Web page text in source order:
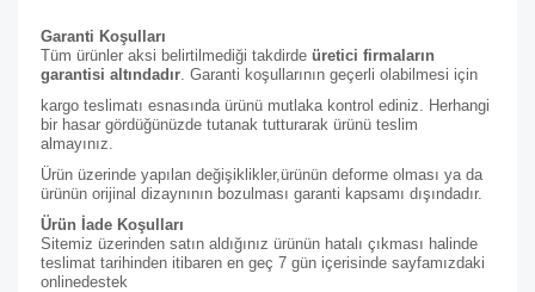
Garanti Koşulları
Tüm ürünler aksi belirtilmediği takdirde üretici firmaların
garantisi altındadır . Garanti koşullarının geçerli olabilmesi için
kargo teslimatı esnasında ürünü mutlaka kontrol ediniz. Herhangi
bir hasar gördüğünüzde tutanak tutturarak ürünü teslim
almayınız.
Ürün üzerinde yapılan değişiklikler,ürünün deforme olması ya da
ürünün orijinal dizaynının bozulması garanti kapsamı dışındadır.
Ürün İade Koşulları
Sitemiz üzerinden satın aldığınız ürünün hatalı çıkması halinde
teslimat tarihinden itibaren en geç 7 gün içerisinde sayfamızdaki
onlinedestek